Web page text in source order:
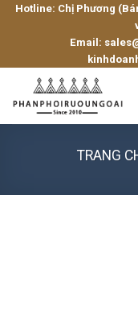
SkipHotline: Chị Phương
Email:
TRANG